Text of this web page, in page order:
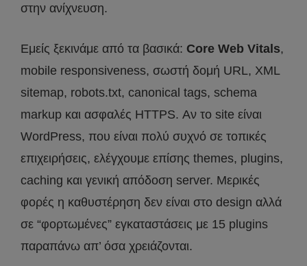
στην ανίχνευση.
Εμείς ξεκινάμε από τα βασικά: Core Web Vitals,
mobile responsiveness, σωστή δομή URL, XML
sitemap, robots.txt, canonical tags, schema
markup και ασφαλές HTTPS. Αν το site είναι
WordPress, που είναι πολύ συχνό σε τοπικές
επιχειρήσεις, ελέγχουμε επίσης themes, plugins,
caching και γενική απόδοση server. Μερικές
φορές η καθυστέρηση δεν είναι στο design αλλά
σε “φορτωμένες” εγκαταστάσεις με 15 plugins
παραπάνω απ’ όσα χρειάζονται.